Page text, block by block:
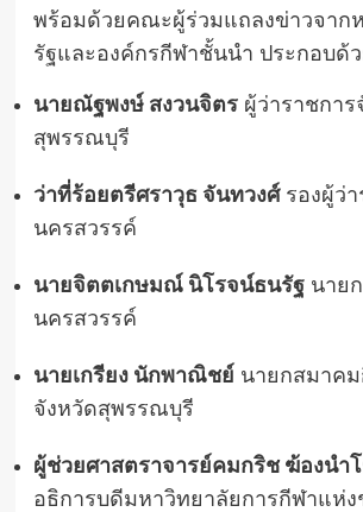
พร้อมด้วยคณะผู้ร่วมแถลงข่าวจาก
รัฐและองค์กรกีฬาชั้นนำ ประกอบด้
นายณัฐพงษ์ สงวนจิตรผู้ว่าราชการ
สุพรรณบุรี
ว่าที่ร้อยตรีศราวุธ จันทวงศ์รองผู้ว่า
นครสวรรค์
นายจิตตเกษมณ์ นิโรจน์ธนรัฐนายก
นครสวรรค์
นายเกรียง นักพาณิชย์ นายกสมาค
จังหวัดสุพรรณบุรี
ผู้ช่วยศาสตราจารย์คมกริช ฆ้องนำ
อธิการบดีมหาวิทยาลัยการกีฬาแห่ง